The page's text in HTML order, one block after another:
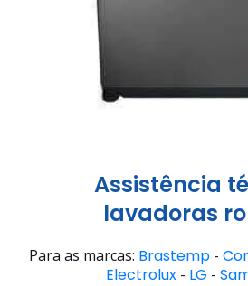
Assistência
lavadoras
Para as marcas: Brastemp -
Electrolux- LG -